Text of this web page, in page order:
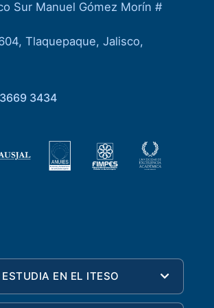
Sur Manuel Gómez Morín #
Tlaquepaque, Jalisco,
3434
ESTUDIA EN EL ITESO